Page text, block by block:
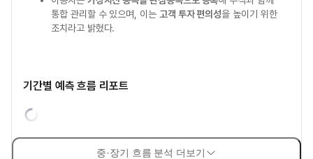
통합 관리할 수 있으며, 이는 고객 투자 편의성을 높이기 위한
조치라고 밝혔다.
기간별 예측 흐름 리포트
중·장기 흐름 분석 더보기